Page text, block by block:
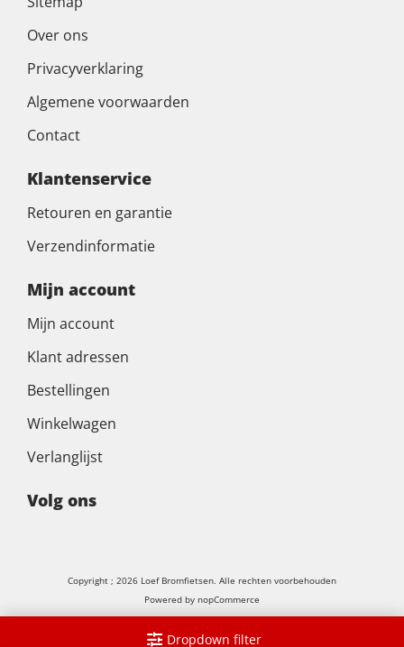
Dropdown filter
Over ons
Privacyverklaring
Algemene voorwaarden
Contact
Klantenservice
Retouren en garantie
Verzendinformatie
Mijn account
Mijn account
Klant adressen
Bestellingen
Winkelwagen
Verlanglijst
Volg ons
Copyright ; 2026 Loef Bromfietsen. Alle rechten voorbehouden
Powered by nopCommerce